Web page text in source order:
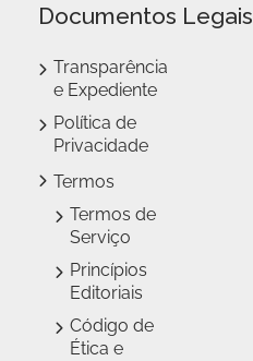
Documentos Legais
Transparência
e Expediente
Política de
Privacidade
Termos
Termos de
Serviço
Princípios
Editoriais
Código de
Ética e